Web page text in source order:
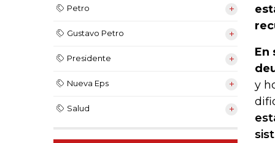
Petro
Gustavo Petro
Presidente
Nueva Eps
Salud
En
y